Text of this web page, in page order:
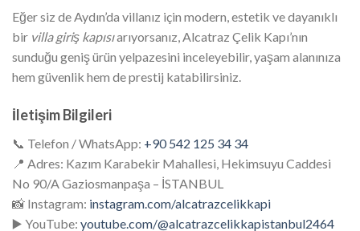
Eğer siz de Aydın’da villanız için modern, estetik ve dayanıklı
bir villa giriş kapısıarıyorsanız, Alcatraz Çelik Kapı’nın
sunduğu geniş ürün yelpazesini inceleyebilir, yaşam alanınıza
hem güvenlik hem de prestij katabilirsiniz.
İletişim Bilgileri
📞 Telefon / WhatsApp: +90 542 125 34 34
📍 Adres: Kazım Karabekir Mahallesi, Hekimsuyu Caddesi
No 90/A Gaziosmanpaşa – İSTANBUL
📸 Instagram: instagram.com/alcatrazcelikkapi
▶️ YouTube: youtube.com/@alcatrazcelikkapistanbul2464